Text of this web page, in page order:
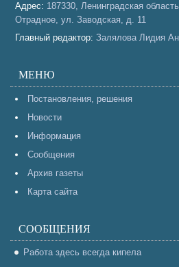
Адрес: 187330, Ленинградская
Отрадное, ул. Заводская, д. 11
Главный редактор: Залялова Лидия
МЕНЮ
Постановления, решения
Новости
Информация
Сообщения
Архив газеты
Карта сайта
СООБЩЕНИЯ
Работа здесь всегда кипела